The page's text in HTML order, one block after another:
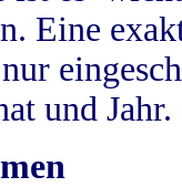
Eine
und Jahr.